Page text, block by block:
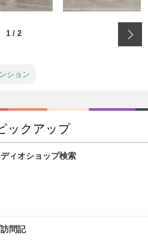
1 / 2
ション
ックアップ
ィオショップ検索
問記